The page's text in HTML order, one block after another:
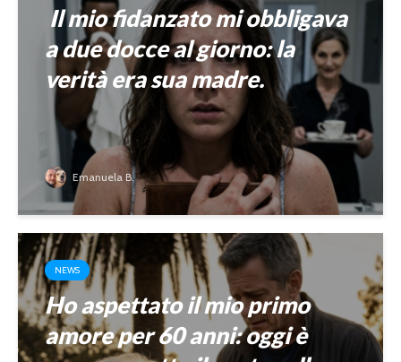
Il mio fidanzato mi obbligava
a due docce al giorno: la
verità era sua madre.
Emanuela B.
NEWS
Ho aspettato il mio primo
amore per 60 anni: oggi è